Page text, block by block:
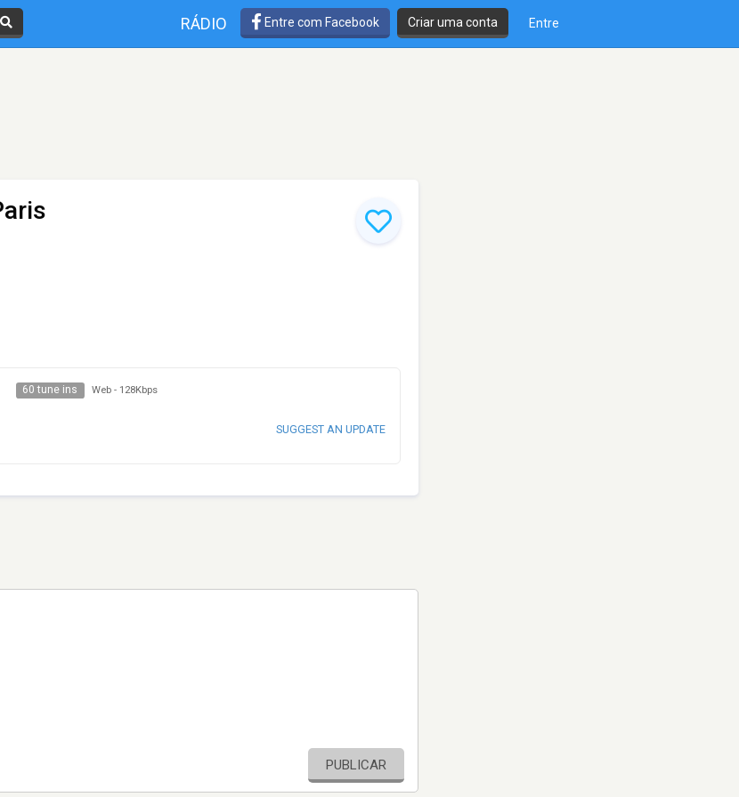
RÁDIO Entre com Facebook Criar uma conta Entre
60 tune ins Web - 128Kbps
SUGGEST AN UPDATE
PUBLICAR